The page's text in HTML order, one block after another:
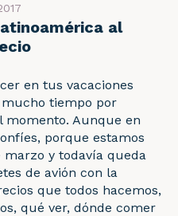
al
en tus vacaciones
tiempo por
momento. Aunque en
porque estamos
y todavía queda
de avión con la
que todos hacemos,
qué ver, dónde comer